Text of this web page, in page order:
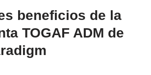
beneficios de la
TOGAF ADM de